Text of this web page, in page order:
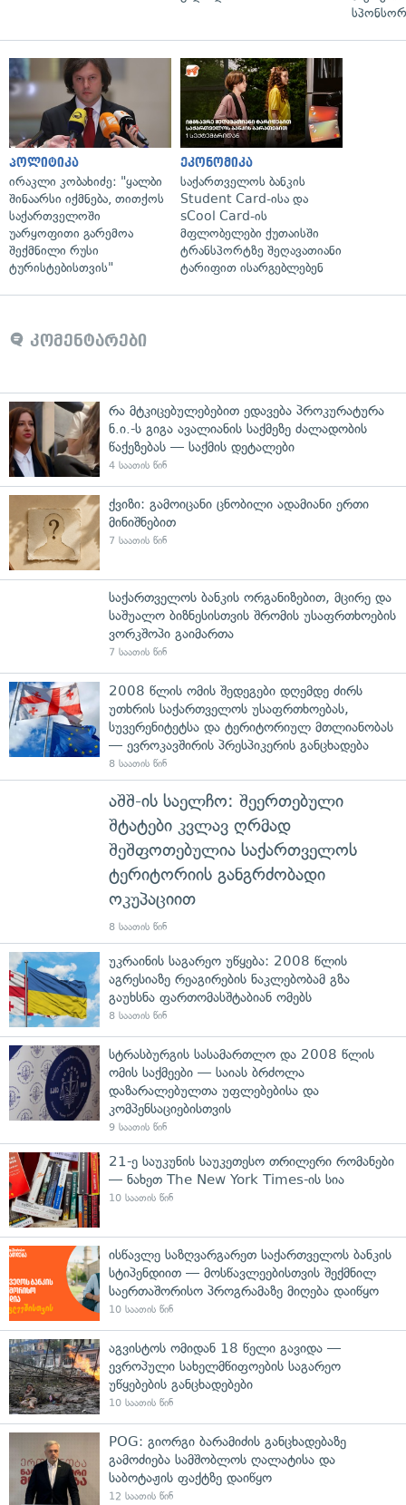
პოლიტიკა
ირაკლი კობახიძე: "ყალბი
შინაარსი იქმნება, თითქოს
საქართველოში
უარყოფითი გარემოა
შექმნილი რუსი
ტურისტებისთვის"
ეკონომიკა
საქართველოს ბანკის
Student Card-ისა და
sCool Card-ის
მფლობელები ქუთაისში
ტრანსპორტზე შეღავათიანი
ტარიფით ისარგებლებენ
კომენტარები
რა მტკიცებულებებით ედავება პროკურატურა
ნ.ი.-ს გიგა ავალიანის საქმეზე ძალადობის
წაქეზებას — საქმის დეტალები
4 საათის წინ
ქვიზი: გამოიცანი ცნობილი ადამიანი ერთი
მინიშნებით
7 საათის წინ
საქართველოს ბანკის ორგანიზებით, მცირე და
საშუალო ბიზნესისთვის შრომის უსაფრთხოების
ვორკშოპი გაიმართა
7 საათის წინ
2008 წლის ომის შედეგები დღემდე ძირს
უთხრის საქართველოს უსაფრთხოებას,
სუვერენიტეტსა და ტერიტორიულ მთლიანობას
— ევროკავშირის პრესპიკერის განცხადება
8 საათის წინ
აშშ-ის საელჩო: შეერთებული
შტატები კვლავ ღრმად
შეშფოთებულია საქართველოს
ტერიტორიის განგრძობადი
ოკუპაციით
8 საათის წინ
უკრაინის საგარეო უწყება: 2008 წლის
აგრესიაზე რეაგირების ნაკლებობამ გზა
გაუხსნა ფართომასშტაბიან ომებს
8 საათის წინ
სტრასბურგის სასამართლო და 2008 წლის
ომის საქმეები — საიას ბრძოლა
დაზარალებულთა უფლებებისა და
კომპენსაციებისთვის
9 საათის წინ
21-ე საუკუნის საუკეთესო თრილერი რომანები
— ნახეთ The New York Times-ის სია
10 საათის წინ
ისწავლე საზღვარგარეთ საქართველოს ბანკის
სტიპენდიით — მოსწავლეებისთვის შექმნილ
საერთაშორისო პროგრამაზე მიღება დაიწყო
10 საათის წინ
აგვისტოს ომიდან 18 წელი გავიდა —
ევროპული სახელმწიფოების საგარეო
უწყებების განცხადებები
10 საათის წინ
POG: გიორგი ბარამიძის განცხადებაზე
გამოძიება სამშობლოს ღალატისა და
საბოტაჟის ფაქტზე დაიწყო
12 საათის წინ